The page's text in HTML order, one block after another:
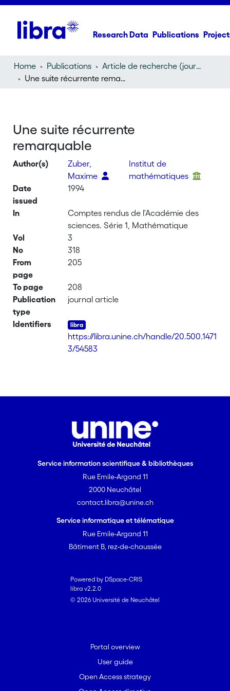
Research Data Publications
Home Publications
Article de recherche (journal article)
Une suite récurrente remarquable
Une suite récurrente
remarquable
Author(s)
Zuber,
Maxime
Institut de
mathématiques
Date
issued
1994
In
Comptes rendus de l'Académie des
sciences. Série 1, Mathématique
Vol
3
No
318
From
page
205
To page
208
Publication
type
journal article
Identifiers
https://libra.unine.ch/handle/20.500.1471
3/54583
Service information scientifique & bibliothèques
Rue Emile-Argand 11
2000 Neuchâtel
contact.libra@unine.ch
Service informatique et télématique
Rue Emile-Argand 11
Bâtiment B, rez-de-chaussée
Powered by DSpace-CRIS
libra v2.2.0
© 2026 Université de Neuchâtel
Portal overview
User guide
Open Access strategy